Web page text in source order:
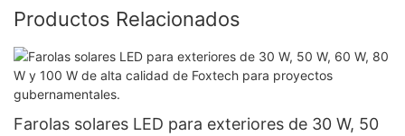
Productos Relacionados
Farolas solares LED para exteriores de 30 W, 50